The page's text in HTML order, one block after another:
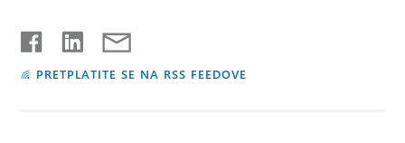
PRETPLATITE SE NA RSS FEEDOVE